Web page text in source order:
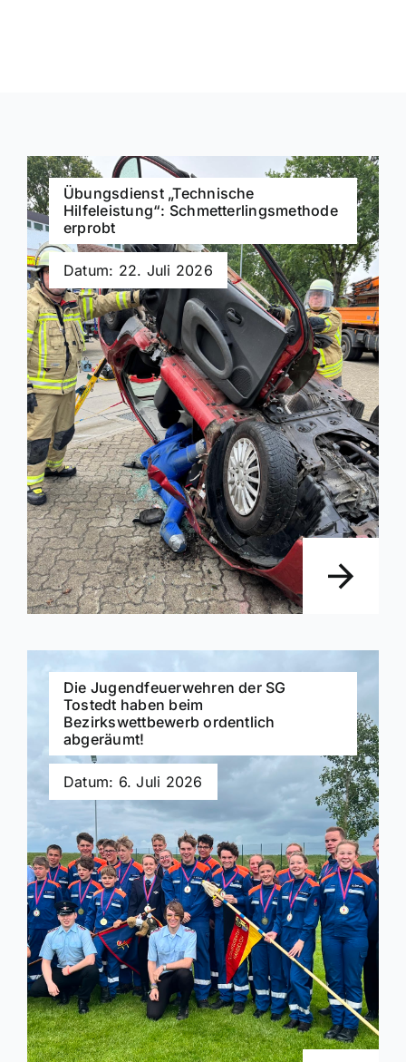
Übungsdienst „Technische
Hilfeleistung“: Schmetterlingsmethode
erprobt
Datum: 22. Juli 2026
Die Jugendfeuerwehren der SG
Tostedt haben beim
Bezirkswettbewerb ordentlich
abgeräumt!
Datum: 6. Juli 2026